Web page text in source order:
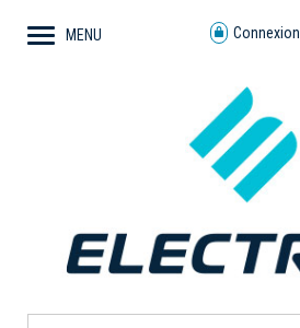
MENU Connexion